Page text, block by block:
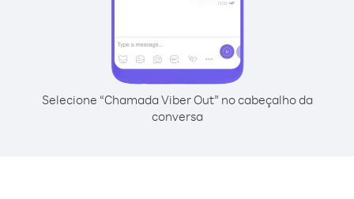
Selecione “Chamada Viber Out” no cabeçalho da
conversa